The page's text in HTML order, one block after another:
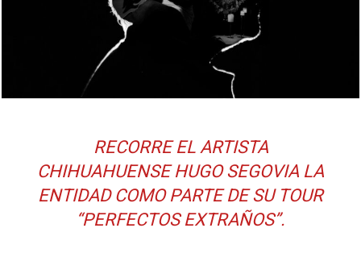
RECORRE EL ARTISTA
CHIHUAHUENSE HUGO SEGOVIA LA
ENTIDAD COMO PARTE DE SU TOUR
“PERFECTOS EXTRAÑOS”.